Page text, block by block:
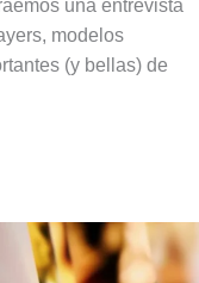
una entrevista
modelos
(y bellas) de